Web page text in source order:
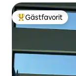
Populär gästfavorit
Gästfavorit